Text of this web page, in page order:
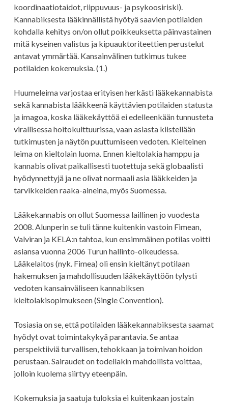
koordinaatiotaidot, riippuvuus- ja psykoosiriski).
Kannabiksesta lääkinnällistä hyötyä saavien potilaiden
kohdalla kehitys on/on ollut poikkeuksetta päinvastainen
mitä kyseinen valistus ja kipuauktoriteettien perustelut
antavat ymmärtää. Kansainvälinen tutkimus tukee
potilaiden kokemuksia. (1.)
Huumeleima varjostaa erityisen herkästi lääkekannabista
sekä kannabista lääkkeenä käyttävien potilaiden statusta
ja imagoa, koska lääkekäyttöä ei edelleenkään tunnusteta
virallisessa hoitokulttuurissa, vaan asiasta kiistellään
tutkimusten ja näytön puuttumiseen vedoten. Kielteinen
leima on kieltolain luoma. Ennen kieltolakia hamppu ja
kannabis olivat paikallisesti tuotettuja sekä globaalisti
hyödynnettyjä ja ne olivat normaali asia lääkkeiden ja
tarvikkeiden raaka-aineina, myös Suomessa.
Lääkekannabis on ollut Suomessa laillinen jo vuodesta
2008. Alunperin se tuli tänne kuitenkin vastoin Fimean,
Valviran ja KELA:n tahtoa, kun ensimmäinen potilas voitti
asiansa vuonna 2006 Turun hallinto-oikeudessa.
Lääkelaitos (nyk. Fimea) oli ensin kieltänyt potilaan
hakemuksen ja mahdollisuuden lääkekäyttöön tylysti
vedoten kansainväliseen kannabiksen
kieltolakisopimukseen (Single Convention).
Tosiasia on se, että potilaiden lääkekannabiksesta saamat
hyödyt ovat toimintakykyä parantavia. Se antaa
perspektiiviä turvallisen, tehokkaan ja toimivan hoidon
perustaan. Sairaudet on todellakin mahdollista voittaa,
jolloin kuolema siirtyy eteenpäin.
Kokemuksia ja saatuja tuloksia ei kuitenkaan jostain